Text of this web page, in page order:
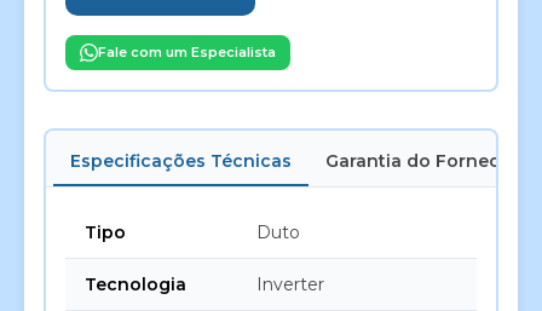
Fale com um Especialista
Especificações Técnicas Garantia do Fornecedor
Tipo Duto
Tecnologia Inverter